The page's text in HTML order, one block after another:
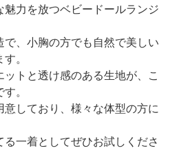
力を放つベビードールランジ
、小胸の方でも自然で美しい
。
トと透け感のある生地が、こ
。
意しており、様々な体型の方に
一着としてぜひお試しくださ